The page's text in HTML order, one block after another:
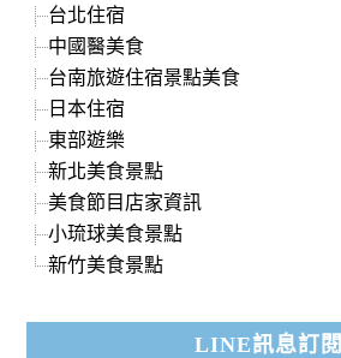
台北住宿
中國醫美食
台南旅遊住宿景點美食
日本住宿
東部遊樂
新北美食景點
美食節目店家資訊
小琉球美食景點
新竹美食景點
LINE訊息訂閱